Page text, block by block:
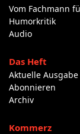
Vom Fachmann
Humorkritik
Audio
Das Heft
Aktuelle Ausgabe
Abonnieren
Archiv
Kommerz